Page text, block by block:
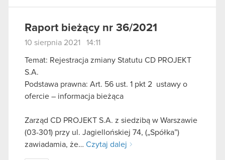
Raport bieżący nr 36/2021
10 sierpnia 2021 14:11
Temat: Rejestracja zmiany Statutu CD PROJEKT
S.A.
Podstawa prawna: Art. 56 ust. 1 pkt 2 ustawy o
ofercie – informacja bieżąca
Zarząd CD PROJEKT S.A. z siedzibą w Warszawie
(03-301) przy ul. Jagiellońskiej 74, („Spółka”)
zawiadamia, że… Czytaj dalej